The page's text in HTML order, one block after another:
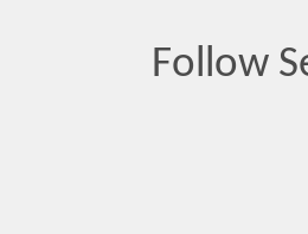
Follow